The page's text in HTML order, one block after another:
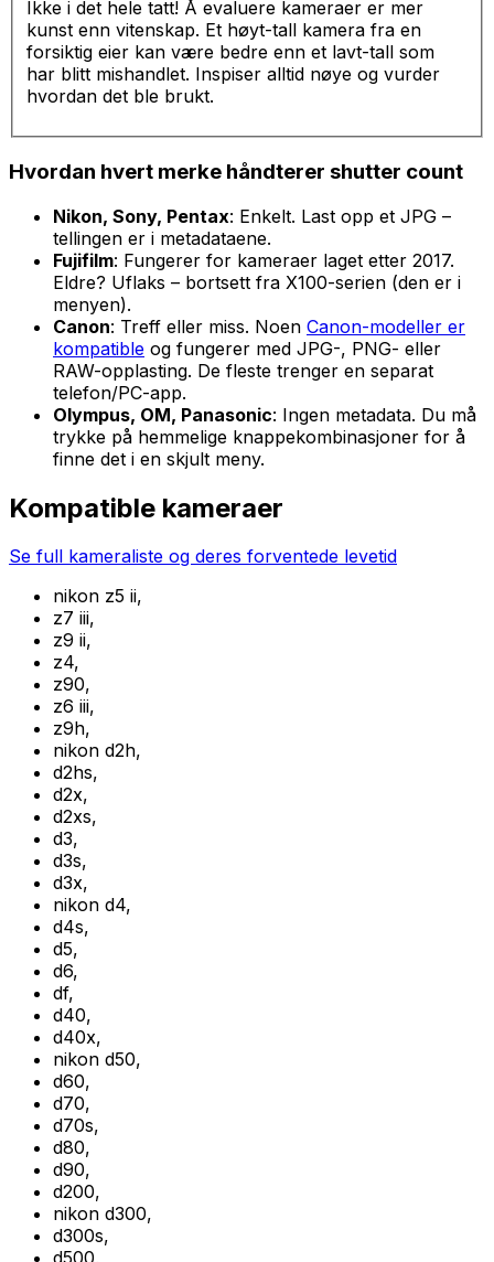
Ikke i det hele tatt! Å evaluere kameraer er mer
kunst enn vitenskap. Et høyt-tall kamera fra en
forsiktig eier kan være bedre enn et lavt-tall som
har blitt mishandlet. Inspiser alltid nøye og vurder
hvordan det ble brukt.
Hvordan hvert merke håndterer shutter count
Nikon, Sony, Pentax: Enkelt. Last opp et JPG –
tellingen er i metadataene.
Fujifilm: Fungerer for kameraer laget etter 2017.
Eldre? Uflaks – bortsett fra X100-serien (den er i
menyen).
Canon: Treff eller miss. Noen Canon-modeller er
kompatible og fungerer med JPG-, PNG- eller
RAW-opplasting. De fleste trenger en separat
telefon/PC-app.
Olympus, OM, Panasonic: Ingen metadata. Du må
trykke på hemmelige knappekombinasjoner for å
finne det i en skjult meny.
Kompatible kameraer
Se full kameraliste og deres forventede levetid
nikon z5 ii,
z7 iii,
z9 ii,
z4,
z90,
z6 iii,
z9h,
nikon d2h,
d2hs,
d2x,
d2xs,
d3,
d3s,
d3x,
nikon d4,
d4s,
d5,
d6,
df,
d40,
d40x,
nikon d50,
d60,
d70,
d70s,
d80,
d90,
d200,
nikon d300,
d300s,